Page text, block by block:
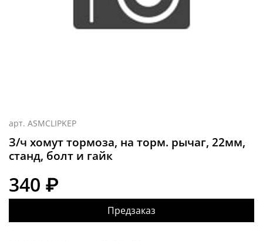
арт. ASMCLIPKEP
З/ч хомут тормоза, на торм. рычаг, 22мм,
станд, болт и гайк
340 ₽
Предзаказ